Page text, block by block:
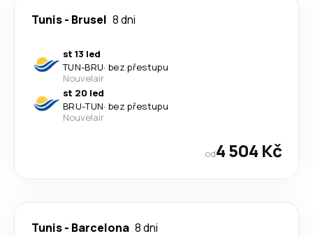
Tunis- Brusel 8 dni
st 13 led
TUN-BRU· bez přestupu
Nouvelair
st 20 led
BRU-TUN· bez přestupu
Nouvelair
od4 504 Kč
Tunis- Barcelona 8 dni